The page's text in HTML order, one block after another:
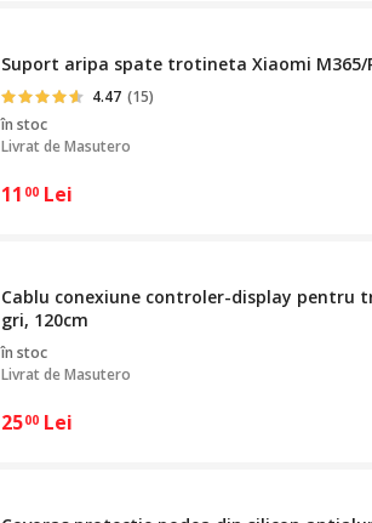
Suport aripa spate trotineta Xiaomi M365/
4.47 (15)
în stoc
Livrat deMasutero
11 00 Lei
Cablu conexiune controler-display pentru
gri, 120cm
în stoc
Livrat deMasutero
2500 Lei